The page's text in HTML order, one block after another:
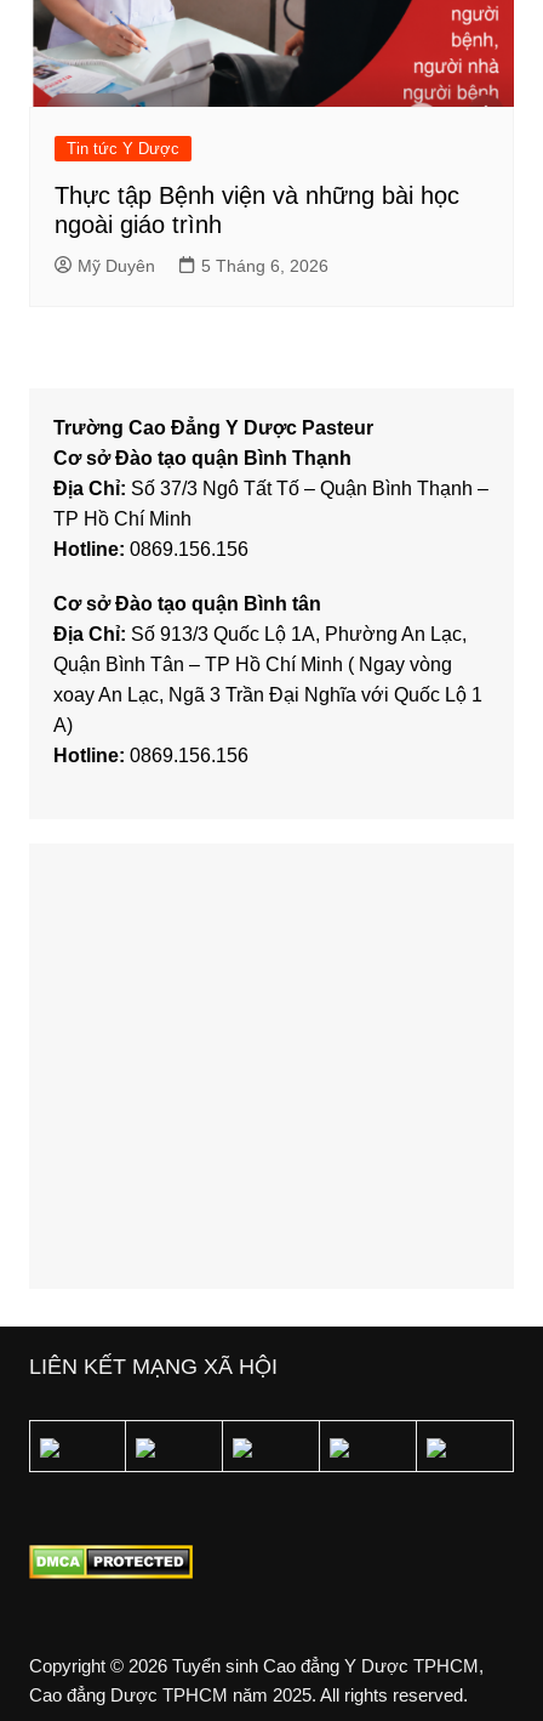
Tin tức Y Dược
Thực tập Bệnh viện và những bài học
ngoài giáo trình
Mỹ Duyên 5 Tháng 6, 2026
Trường Cao Đẳng Y Dược Pasteur
Cơ sở Đào tạo quận Bình Thạnh
Địa Chỉ: Số 37/3 Ngô Tất Tố – Quận Bình Thạnh –
TP Hồ Chí Minh
Hotline: 0869.156.156
Cơ sở Đào tạo quận Bình tân
Địa Chỉ: Số 913/3 Quốc Lộ 1A, Phường An Lạc,
Quận Bình Tân – TP Hồ Chí Minh ( Ngay vòng
xoay An Lạc, Ngã 3 Trần Đại Nghĩa với Quốc Lộ 1
A)
Hotline: 0869.156.156
LIÊN KẾT MẠNG XÃ HỘI
Copyright © 2026 Tuyển sinh Cao đẳng Y Dược TPHCM,
Cao đẳng Dược TPHCM năm 2025. All rights reserved.